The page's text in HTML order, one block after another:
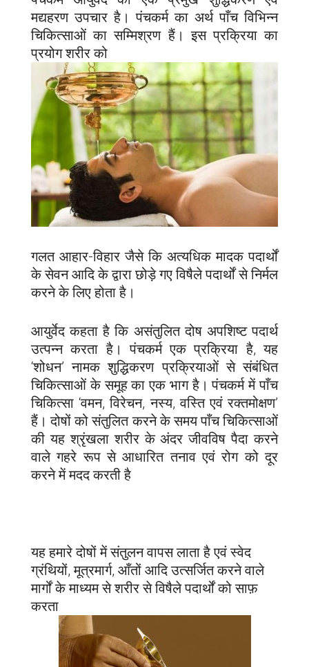
मद्यहरण उपचार है। पंचकर्म का अर्थ पाँच विभिन्न
चिकित्साओं का सम्मिश्रण हैं। इस प्रक्रिया का
प्रयोग शरीर को
गलत आहार-विहार जैसे कि अत्यधिक मादक पदार्थों
के सेवन आदि के द्वारा छोड़े गए विषैले पदार्थों से निर्मल
करने के लिए होता है।
आयुर्वेद कहता है कि असंतुलित दोष अपशिष्ट पदार्थ
उत्पन्न करता है। पंचकर्म एक प्रक्रिया है, यह
‘शोधन’ नामक शुद्धिकरण प्रक्रियाओं से संबंधित
चिकित्साओं के समूह का एक भाग है। पंचकर्म में पाँच
चिकित्सा ‘वमन, विरेचन, नस्य, वस्ति एवं रक्तमोक्षण’
हैं। दोषों को संतुलित करने के समय पाँच चिकित्साओं
की यह श्रृंखला शरीर के अंदर जीवविष पैदा करने
वाले गहरे रूप से आधारित तनाव एवं रोग को दूर
करने में मदद करती है
यह हमारे दोषों में संतुलन वापस लाता है एवं स्वेद
ग्रंथियों, मूत्रमार्ग, आँतों आदि उत्सर्जित करने वाले
मार्गों के माध्यम से शरीर से विषैले पदार्थों को साफ़
करता